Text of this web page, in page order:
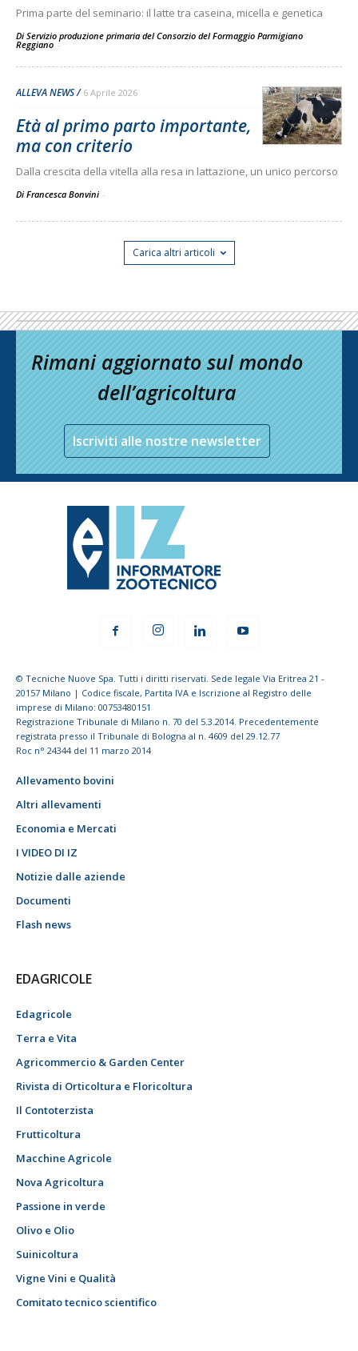
Prima parte del seminario: il latte tra caseina, micella e genetica
Di Servizio produzione primaria del Consorzio del Formaggio Parmigiano
Reggiano -
ALLEVA NEWS 6 Aprile 2026
Età al primo parto importante,
ma con criterio
Dalla crescita della vitella alla resa in lattazione, un unico percorso
Di Francesca Bonvini -
Carica altri articoli
Rimani aggiornato sul mondo
dell’agricoltura
Iscriviti alle nostre newsletter
© Tecniche Nuove Spa. Tutti i diritti riservati. Sede legale Via Eritrea 21 -
20157 Milano | Codice fiscale, Partita IVA e Iscrizione al Registro delle
imprese di Milano: 00753480151
Registrazione Tribunale di Milano n. 70 del 5.3.2014. Precedentemente
registrata presso il Tribunale di Bologna al n. 4609 del 29.12.77
Roc n° 24344 del 11 marzo 2014
Allevamento bovini
Altri allevamenti
Economia e Mercati
I VIDEO DI IZ
Notizie dalle aziende
Documenti
Flash news
EDAGRICOLE
Edagricole
Terra e Vita
Agricommercio & Garden Center
Rivista di Orticoltura e Floricoltura
Il Contoterzista
Frutticoltura
Macchine Agricole
Nova Agricoltura
Passione in verde
Olivo e Olio
Suinicoltura
Vigne Vini e Qualità
Comitato tecnico scientifico